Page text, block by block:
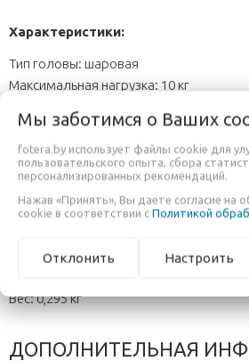
Характеристики:
Тип головы: шаровая
Максимальная нагрузка: 10 кг
Высота головы: 85 мм
Размер площадки: 38х40 мм
Крепление для камеры: 1/4”
Диаметр базы для установки на
Панорамирование по горизонтали:
Пузырьковый уровень: есть
Материал: алюминиево-магниевый
Вес: 0,295 кг
ДОПОЛНИТЕЛЬНАЯ
Мы заботимся о Ваших
fotera.by использует файлы cookie для
пользовательского опыта, сбора
персонализированных рекомендаций.
Нажав «Принять», Вы даете согласие на
cookie в соответствии с Политикой
Отклонить Настроить